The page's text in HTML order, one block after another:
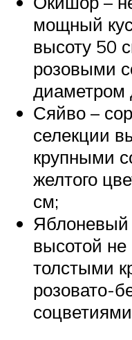
мощный
высоту 50
розовыми
диаметром
Сяйво –
селекции
крупными
желтого
см;
Яблоневый
высотой
толстыми
розовато-